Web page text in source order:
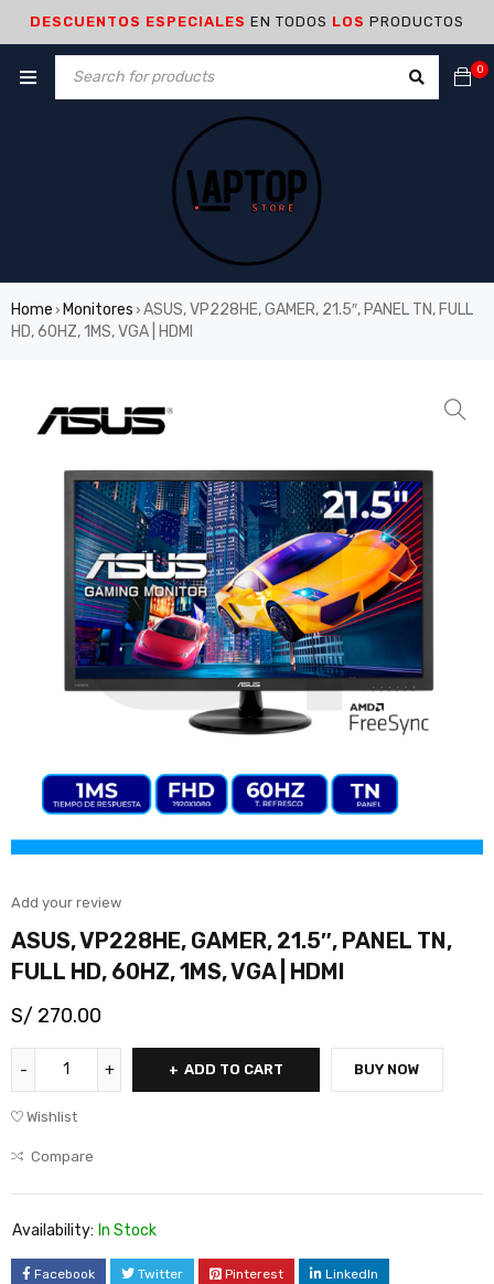
DESCUENTOS ESPECIALES EN TODOS LOS PRODUCTOS
0
Home › Monitores › ASUS, VP228HE, GAMER, 21.5″, PANEL TN, FULL
HD, 60HZ, 1MS, VGA | HDMI
Add your review
ASUS, VP228HE, GAMER, 21.5″, PANEL TN,
FULL HD, 60HZ, 1MS, VGA | HDMI
S/ 270.00
ADD TO CART BUY NOW
Wishlist
Compare
Availability: In Stock
Facebook Twitter Pinterest LinkedIn